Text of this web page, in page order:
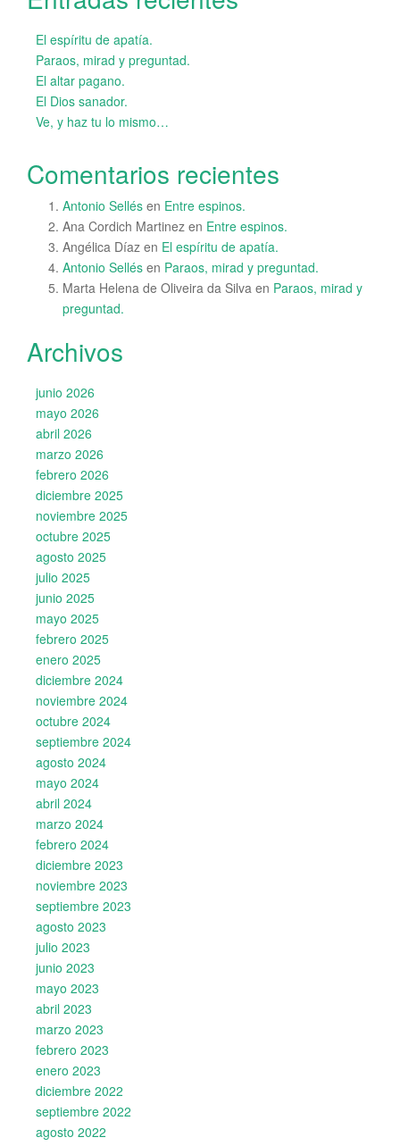
El espíritu de apatía.
Paraos, mirad y preguntad.
El altar pagano.
El Dios sanador.
Ve, y haz tu lo mismo…
Comentarios recientes
Antonio Sellés en Entre espinos.
Ana Cordich Martinez en Entre espinos.
Angélica Díaz en El espíritu de apatía.
Antonio Sellés en Paraos, mirad y preguntad.
Marta Helena de Oliveira da Silva en Paraos, mirad y
preguntad.
Archivos
junio 2026
mayo 2026
abril 2026
marzo 2026
febrero 2026
diciembre 2025
noviembre 2025
octubre 2025
agosto 2025
julio 2025
junio 2025
mayo 2025
febrero 2025
enero 2025
diciembre 2024
noviembre 2024
octubre 2024
septiembre 2024
agosto 2024
mayo 2024
abril 2024
marzo 2024
febrero 2024
diciembre 2023
noviembre 2023
septiembre 2023
agosto 2023
julio 2023
junio 2023
mayo 2023
abril 2023
marzo 2023
febrero 2023
enero 2023
diciembre 2022
septiembre 2022
agosto 2022